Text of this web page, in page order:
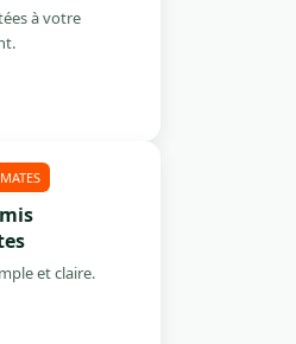
à votre
et claire.